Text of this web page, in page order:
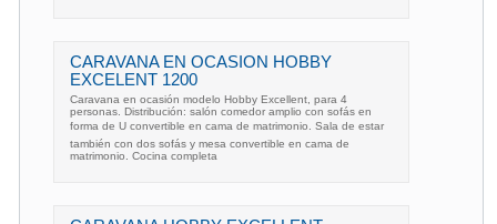
CARAVANA EN OCASION HOBBY
EXCELENT 1200
Caravana en ocasión modelo Hobby Excellent, para 4
personas. Distribución: salón comedor amplio con sofás en
forma de U convertible en cama de matrimonio. Sala de estar
también con dos sofás y mesa convertible en cama de
matrimonio. Cocina completa